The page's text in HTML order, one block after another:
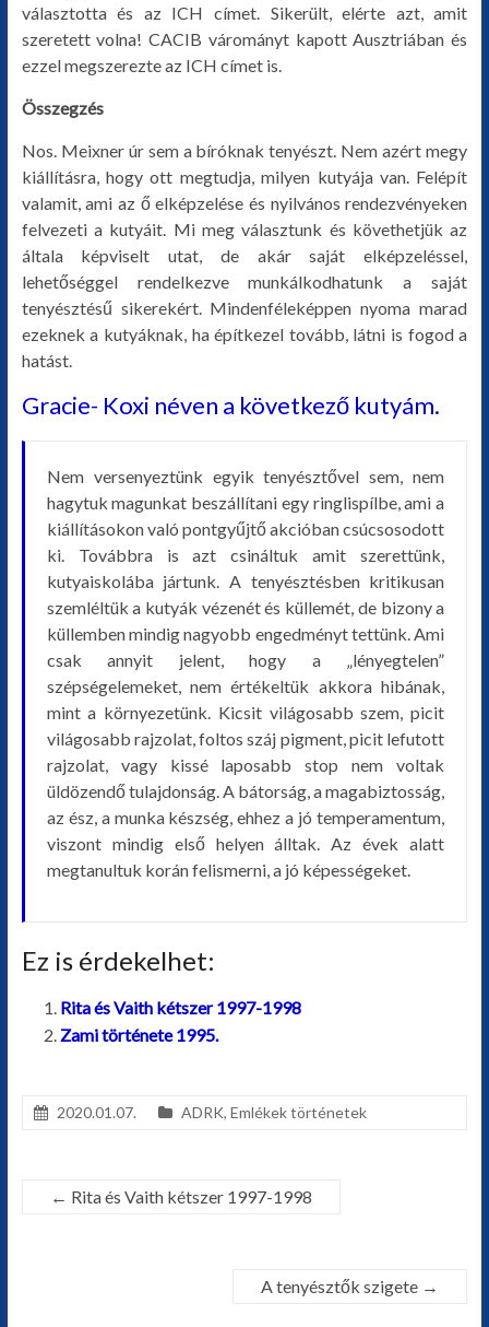
választotta és az ICH címet. Sikerült, elérte azt, amit
szeretett volna! CACIB várományt kapott Ausztriában és
ezzel megszerezte az ICH címet is.
Összegzés
Nos. Meixner úr sem a bíróknak tenyészt. Nem azért megy
kiállításra, hogy ott megtudja, milyen kutyája van. Felépít
valamit, ami az ő elképzelése és nyilvános rendezvényeken
felvezeti a kutyáit. Mi meg választunk és követhetjük az
általa képviselt utat, de akár saját elképzeléssel,
lehetőséggel rendelkezve munkálkodhatunk a saját
tenyésztésű sikerekért. Mindenféleképpen nyoma marad
ezeknek a kutyáknak, ha építkezel tovább, látni is fogod a
hatást.
Gracie- Koxi néven a következő kutyám.
Nem versenyeztünk egyik tenyésztővel sem, nem
hagytuk magunkat beszállítani egy ringlispílbe, ami a
kiállításokon való pontgyűjtő akcióban csúcsosodott
ki. Továbbra is azt csináltuk amit szerettünk,
kutyaiskolába jártunk. A tenyésztésben kritikusan
szemléltük a kutyák vézenét és küllemét, de bizony a
küllemben mindig nagyobb engedményt tettünk. Ami
csak annyit jelent, hogy a „lényegtelen”
szépségelemeket, nem értékeltük akkora hibának,
mint a környezetünk. Kicsit világosabb szem, picit
világosabb rajzolat, foltos száj pigment, picit lefutott
rajzolat, vagy kissé laposabb stop nem voltak
üldözendő tulajdonság. A bátorság, a magabiztosság,
az ész, a munka készség, ehhez a jó temperamentum,
viszont mindig első helyen álltak. Az évek alatt
megtanultuk korán felismerni, a jó képességeket.
Ez is érdekelhet:
Rita és Vaith kétszer 1997-1998
Zami története 1995.
2020.01.07. ADRK, Emlékek történetek
← Rita és Vaith kétszer 1997-1998
A tenyésztők szigete →